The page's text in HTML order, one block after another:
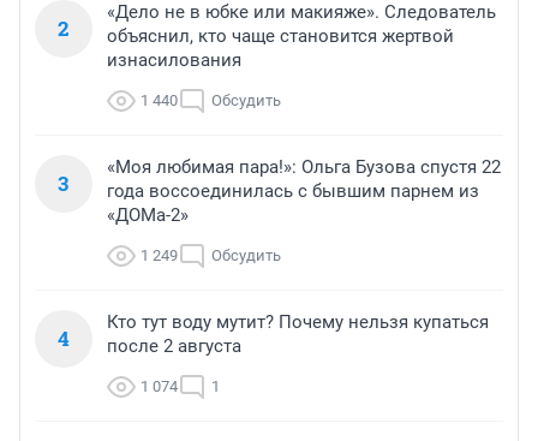
2
«Дело не в юбке или макияже». Следователь
объяснил, кто чаще становится жертвой
изнасилования
1 440 Обсудить
3
«Моя любимая пара!»: Ольга Бузова спустя 22
года воссоединилась с бывшим парнем из
«ДОМа-2»
1 249 Обсудить
4
Кто тут воду мутит? Почему нельзя купаться
после 2 августа
1 074 1